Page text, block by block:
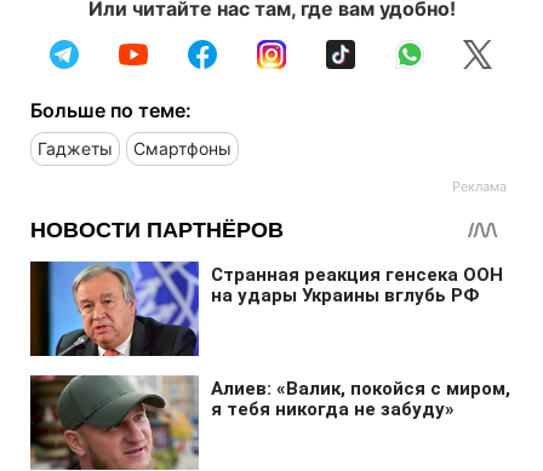
Или читайте нас там, где вам удобно!
Больше по теме:
Гаджеты Смартфоны